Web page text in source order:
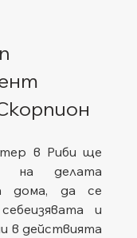
в Риби ще
на делата
дома, да се
и
в действията